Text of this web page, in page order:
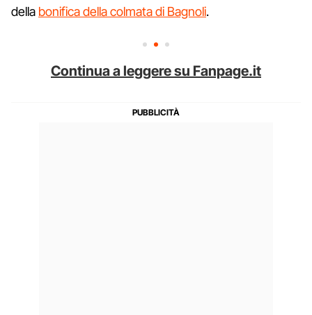
della bonifica della colmata di Bagnoli.
Continua a leggere su Fanpage.it